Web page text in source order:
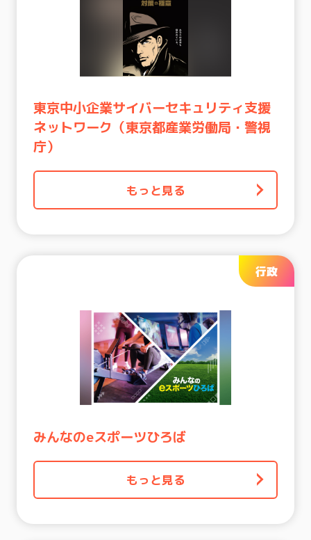
東京中小企業サイバーセキュリティ支援
ネットワーク（東京都産業労働局・警視
庁）
もっと見る
行政
みんなのeスポーツひろば
もっと見る